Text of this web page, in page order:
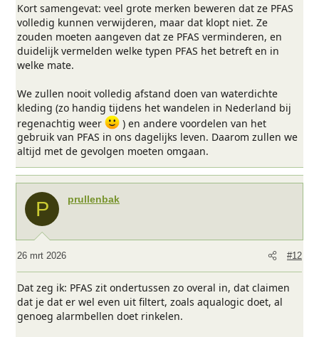
Kort samengevat: veel grote merken beweren dat ze PFAS
volledig kunnen verwijderen, maar dat klopt niet. Ze
zouden moeten aangeven dat ze PFAS verminderen, en
duidelijk vermelden welke typen PFAS het betreft en in
welke mate.
We zullen nooit volledig afstand doen van waterdichte
kleding (zo handig tijdens het wandelen in Nederland bij
regenachtig weer
) en andere voordelen van het
gebruik van PFAS in ons dagelijks leven. Daarom zullen we
altijd met de gevolgen moeten omgaan.
P prullenbak
26 mrt 2026 #12
Dat zeg ik: PFAS zit ondertussen zo overal in, dat claimen
dat je dat er wel even uit filtert, zoals aqualogic doet, al
genoeg alarmbellen doet rinkelen.